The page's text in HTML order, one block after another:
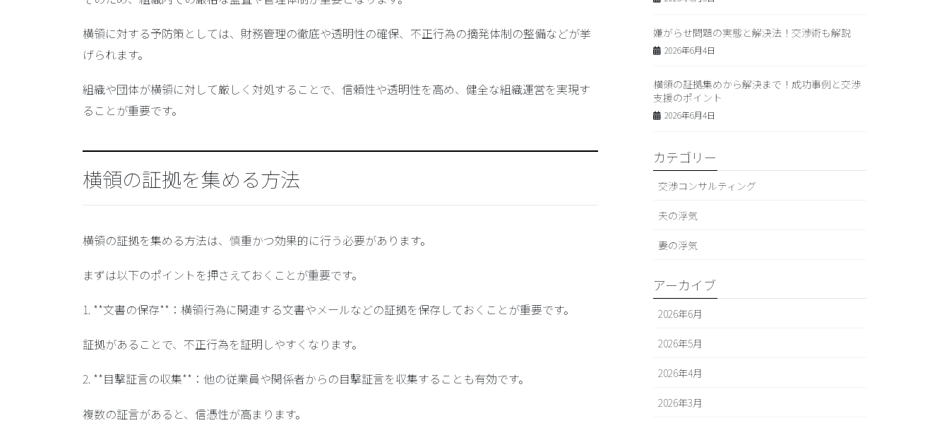
横領に対する予防策としては、 財務管理の徹底や透明性の確保、不正行為の摘発体制の整備などが挙
げられます。
組織や団体が横領に対して厳しく対処することで、信頼性や透明性を高め、健全な組織運営を実現す
ることが重要です。
横領の証拠を集める方法
横領の証拠を集める方法は、慎重かつ効果的に行う必要があります。
まずは以下のポイントを押さえておくことが重要です。
1. **文書の保存**：横領行為に関連する文書やメールなどの証拠を保存しておくことが重要です。
証拠があることで、不正行為を証明しやすくなります。
2. **目撃証言の収集**：他の従業員や関係者からの目撃証言を収集することも有効です。
複数の証言があると、信憑性が高まります。
嫌がらせ問題の実態と解決法！交渉術も解説
2026年6月4日
横領の証拠集めから解決まで！成功事例と交渉
支援のポイント
2026年6月4日
カテゴリー
交渉コンサルティング
夫の浮気
妻の浮気
アーカイブ
2026年6月
2026年5月
2026年4月
2026年3月